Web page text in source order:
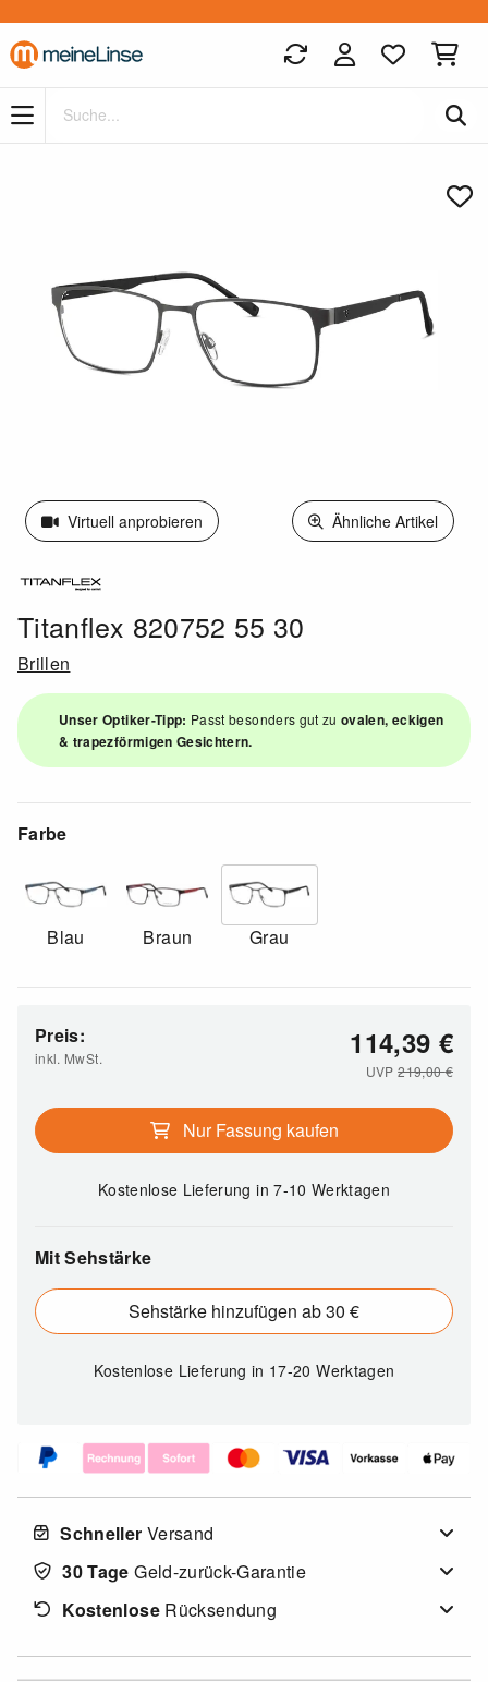
Zum Hauptinhalt springen
Virtuell anprobieren Ähnliche Artikel
Titanflex 820752 55 30
Brillen
Unser Optiker-Tipp: Passt besonders gut zuovalen, eckigen
& trapezförmigen Gesichtern.
Farbe
Blau Braun Grau
Preis:
inkl. MwSt. 114,39 €
UVP219,00€
Nur Fassung kaufen
Kostenlose Lieferungin 7-10 Werktagen
Mit Sehstärke
Sehstärke hinzufügen ab 30 €
Kostenlose Lieferungin 17-20 Werktagen
Schneller Versand
30 Tage Geld-zurück-Garantie
KostenloseRücksendung